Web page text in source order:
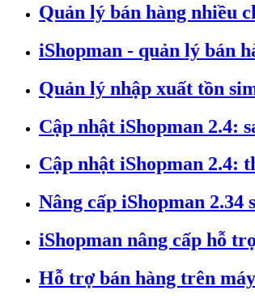
Quản lý bán hàng nhiều
iShopman - quản lý bán
Quản lý nhập xuất tồn
Cập nhật iShopman 2.4:
Cập nhật iShopman 2.4:
Nâng cấp iShopman 2.34
iShopman nâng cấp hỗ
Hỗ trợ bán hàng trên